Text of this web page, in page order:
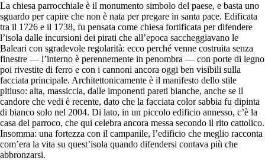
La chiesa parrocchiale è il monumento simbolo del paese, e basta uno
sguardo per capire che non è nata per pregare in santa pace. Edificata
tra il 1726 e il 1738, fu pensata come chiesa fortificata per difendere
l’isola dalle incursioni dei pirati che all’epoca saccheggiavano le
Baleari con sgradevole regolarità: ecco perché venne costruita senza
finestre — l’interno è perennemente in penombra — con porte di legno
poi rivestite di ferro e con i cannoni ancora oggi ben visibili sulla
facciata principale. Architettonicamente è il manifesto dello stile
pitiuso: alta, massiccia, dalle imponenti pareti bianche, anche se il
candore che vedi è recente, dato che la facciata color sabbia fu dipinta
di bianco solo nel 2004. Di lato, in un piccolo edificio annesso, c’è la
casa del parroco, che qui celebra ancora messa secondo il rito cattolico.
Insomma: una fortezza con il campanile, l’edificio che meglio racconta
com’era la vita su quest’isola quando difendersi contava più che
abbronzarsi.